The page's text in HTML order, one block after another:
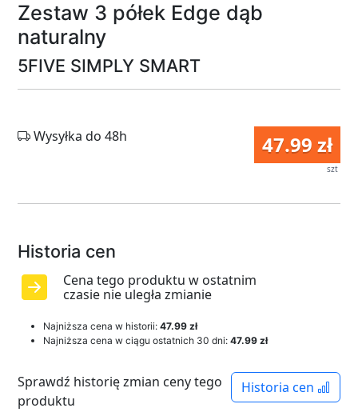
Zestaw 3 półek Edge dąb
naturalny
5FIVE SIMPLY SMART
47.99 zł
szt
Wysyłka do 48h
Historia cen
Cena tego produktu w ostatnim
czasie nie uległa zmianie
Najniższa cena w historii: 47.99 zł
Najniższa cena w ciągu ostatnich 30 dni: 47.99 zł
Historia cen
Sprawdź historię zmian ceny tego
produktu